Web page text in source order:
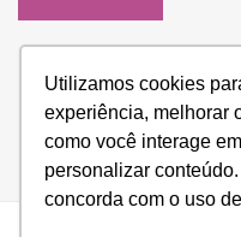
Utilizamos cookies
experiência, melhorar
como você interage
personalizar
concorda com o uso